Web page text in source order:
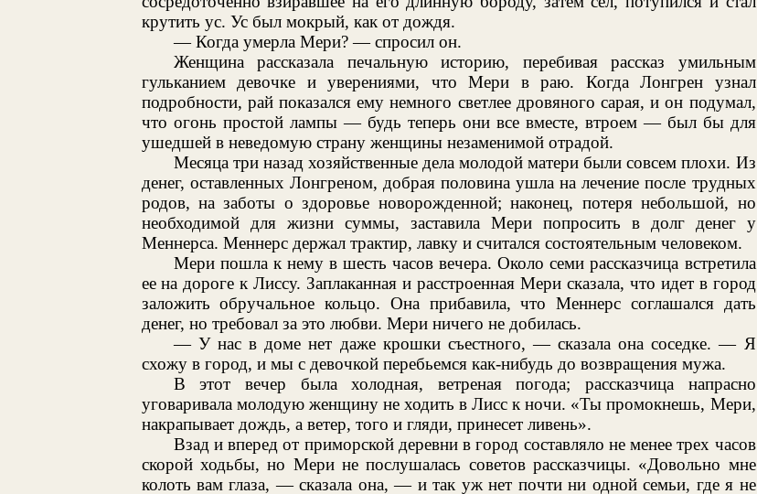
крутить ус. Ус был мокрый, как от дождя.
— Когда умерла Мери? — спросил он.
Женщина рассказала печальную историю, перебивая рассказ умильным
гульканием девочке и уверениями, что Мери в раю. Когда Лонгрен узнал
подробности, рай показался ему немного светлее дровяного сарая, и он подумал,
что огонь простой лампы — будь теперь они все вместе, втроем — был бы для
ушедшей в неведомую страну женщины незаменимой отрадой.
Месяца три назад хозяйственные дела молодой матери были совсем плохи. Из
денег, оставленных Лонгреном, добрая половина ушла на лечение после трудных
родов, на заботы о здоровье новорожденной; наконец, потеря небольшой, но
необходимой для жизни суммы, заставила Мери попросить в долг денег у
Меннерса. Меннерс держал трактир, лавку и считался состоятельным человеком.
Мери пошла к нему в шесть часов вечера. Около семи рассказчица встретила
ее на дороге к Лиссу. Заплаканная и расстроенная Мери сказала, что идет в город
заложить обручальное кольцо. Она прибавила, что Меннерс соглашался дать
денег, но требовал за это любви. Мери ничего не добилась.
— У нас в доме нет даже крошки съестного, — сказала она соседке. — Я
схожу в город, и мы с девочкой перебьемся как-нибудь до возвращения мужа.
В этот вечер была холодная, ветреная погода; рассказчица напрасно
уговаривала молодую женщину не ходить в Лисс к ночи. «Ты промокнешь, Мери,
накрапывает дождь, а ветер, того и гляди, принесет ливень».
Взад и вперед от приморской деревни в город составляло не менее трех часов
скорой ходьбы, но Мери не послушалась советов рассказчицы. «Довольно мне
колоть вам глаза, — сказала она, — и так уж нет почти ни одной семьи, где я не